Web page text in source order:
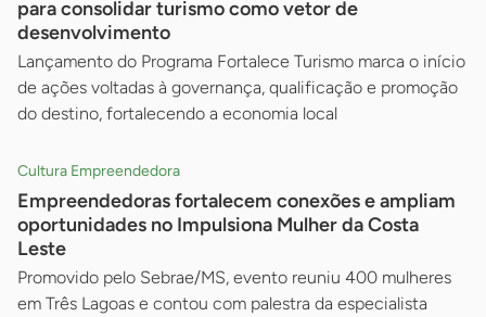
para consolidar turismo como vetor de
desenvolvimento
Lançamento do Programa Fortalece Turismo marca o início
de ações voltadas à governança, qualificação e promoção
do destino, fortalecendo a economia local
Cultura Empreendedora
Empreendedoras fortalecem conexões e ampliam
oportunidades no Impulsiona Mulher da Costa
Leste
Promovido pelo Sebrae/MS, evento reuniu 400 mulheres
em Três Lagoas e contou com palestra da especialista